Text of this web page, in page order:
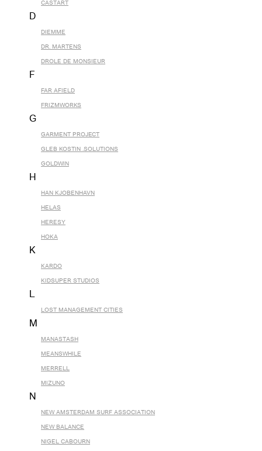
CASTART
D
DIEMME
DR. MARTENS
DROLE DE MONSIEUR
F
FAR AFIELD
FRIZMWORKS
G
GARMENT PROJECT
GLEB KOSTIN .SOLUTIONS
GOLDWIN
H
HAN KJOBENHAVN
HELAS
HERESY
HOKA
K
KARDO
KIDSUPER STUDIOS
L
LOST MANAGEMENT CITIES
M
MANASTASH
MEANSWHILE
MERRELL
MIZUNO
N
NEW AMSTERDAM SURF ASSOCIATION
NEW BALANCE
NIGEL CABOURN